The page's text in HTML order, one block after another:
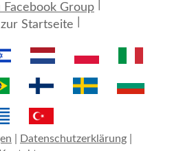
Facebook Group
Startseite
Datenschutzerklärung